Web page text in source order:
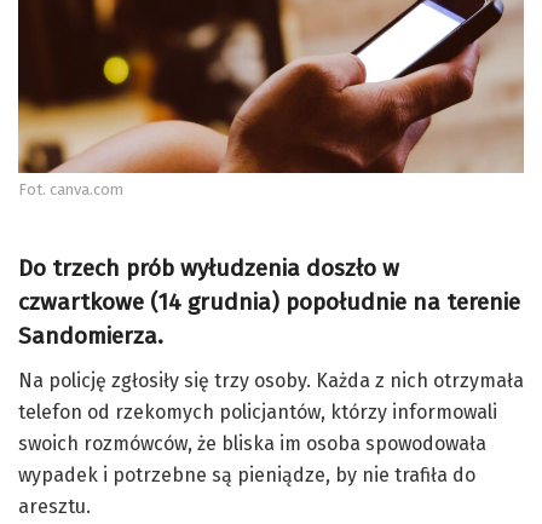
Fot. canva.com
Do trzech prób wyłudzenia doszło w
czwartkowe (14 grudnia) popołudnie na terenie
Sandomierza.
Na policję zgłosiły się trzy osoby. Każda z nich otrzymała
telefon od rzekomych policjantów, którzy informowali
swoich rozmówców, że bliska im osoba spowodowała
wypadek i potrzebne są pieniądze, by nie trafiła do
aresztu.